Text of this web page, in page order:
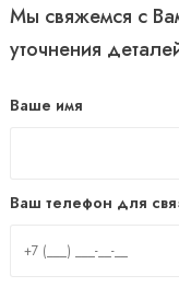
Мы свяжемся с
уточнения
Ваше имя
Ваш телефон для